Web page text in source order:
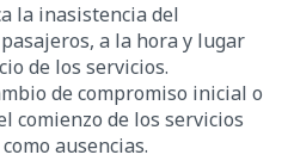
la inasistencia del
a la hora y lugar
de los servicios.
de compromiso inicial o
comienzo de los servicios
ausencias.